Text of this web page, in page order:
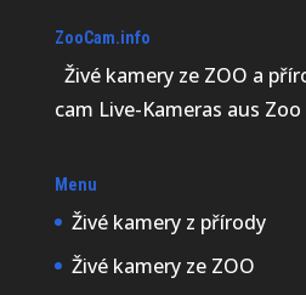
ZooCam.info
Živé kamery ze ZOO a
cam Live-Kameras aus
Menu
Živé kamery z přírody
Živé kamery ze ZOO